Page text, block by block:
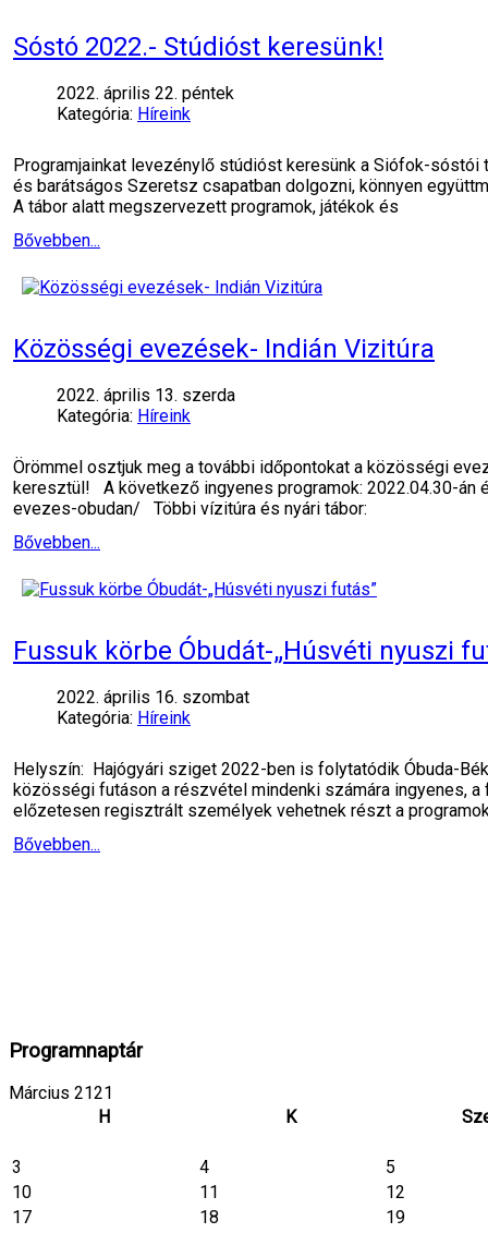
Sóstó 2022.- Stúdióst keresünk!
2022. április 22. péntek
Kategória: Híreink
Programjainkat levezénylő stúdióst keresünk a Siófok-
és barátságos Szeretsz csapatban dolgozni, könnyen
A tábor alatt megszervezett programok, játékok és
Bővebben...
Közösségi evezések- Indián Vizitúra
2022. április 13. szerda
Kategória: Híreink
Örömmel osztjuk meg a további időpontokat a közösségi
keresztül! A következő ingyenes programok: 2022.04.30-
evezes-obudan/ Többi vízitúra és nyári tábor:
Bővebben...
Fussuk körbe Óbudát-„Húsvéti nyuszi
2022. április 16. szombat
Kategória: Híreink
Helyszín: Hajógyári sziget 2022-ben is folytatódik Óbuda-
közösségi futáson a részvétel mindenki számára ingyenes,
előzetesen regisztrált személyek vehetnek részt a
Bővebben...
Programnaptár
Március 2121
H
K
3 4
5
10
11
12
17
18
19